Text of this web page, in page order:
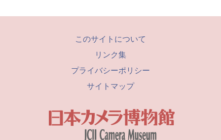
このサイトについて
リンク集
プライバシーポリシー
サイトマップ